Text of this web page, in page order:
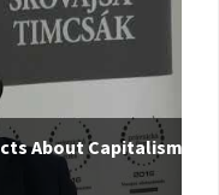
About Capitalism |